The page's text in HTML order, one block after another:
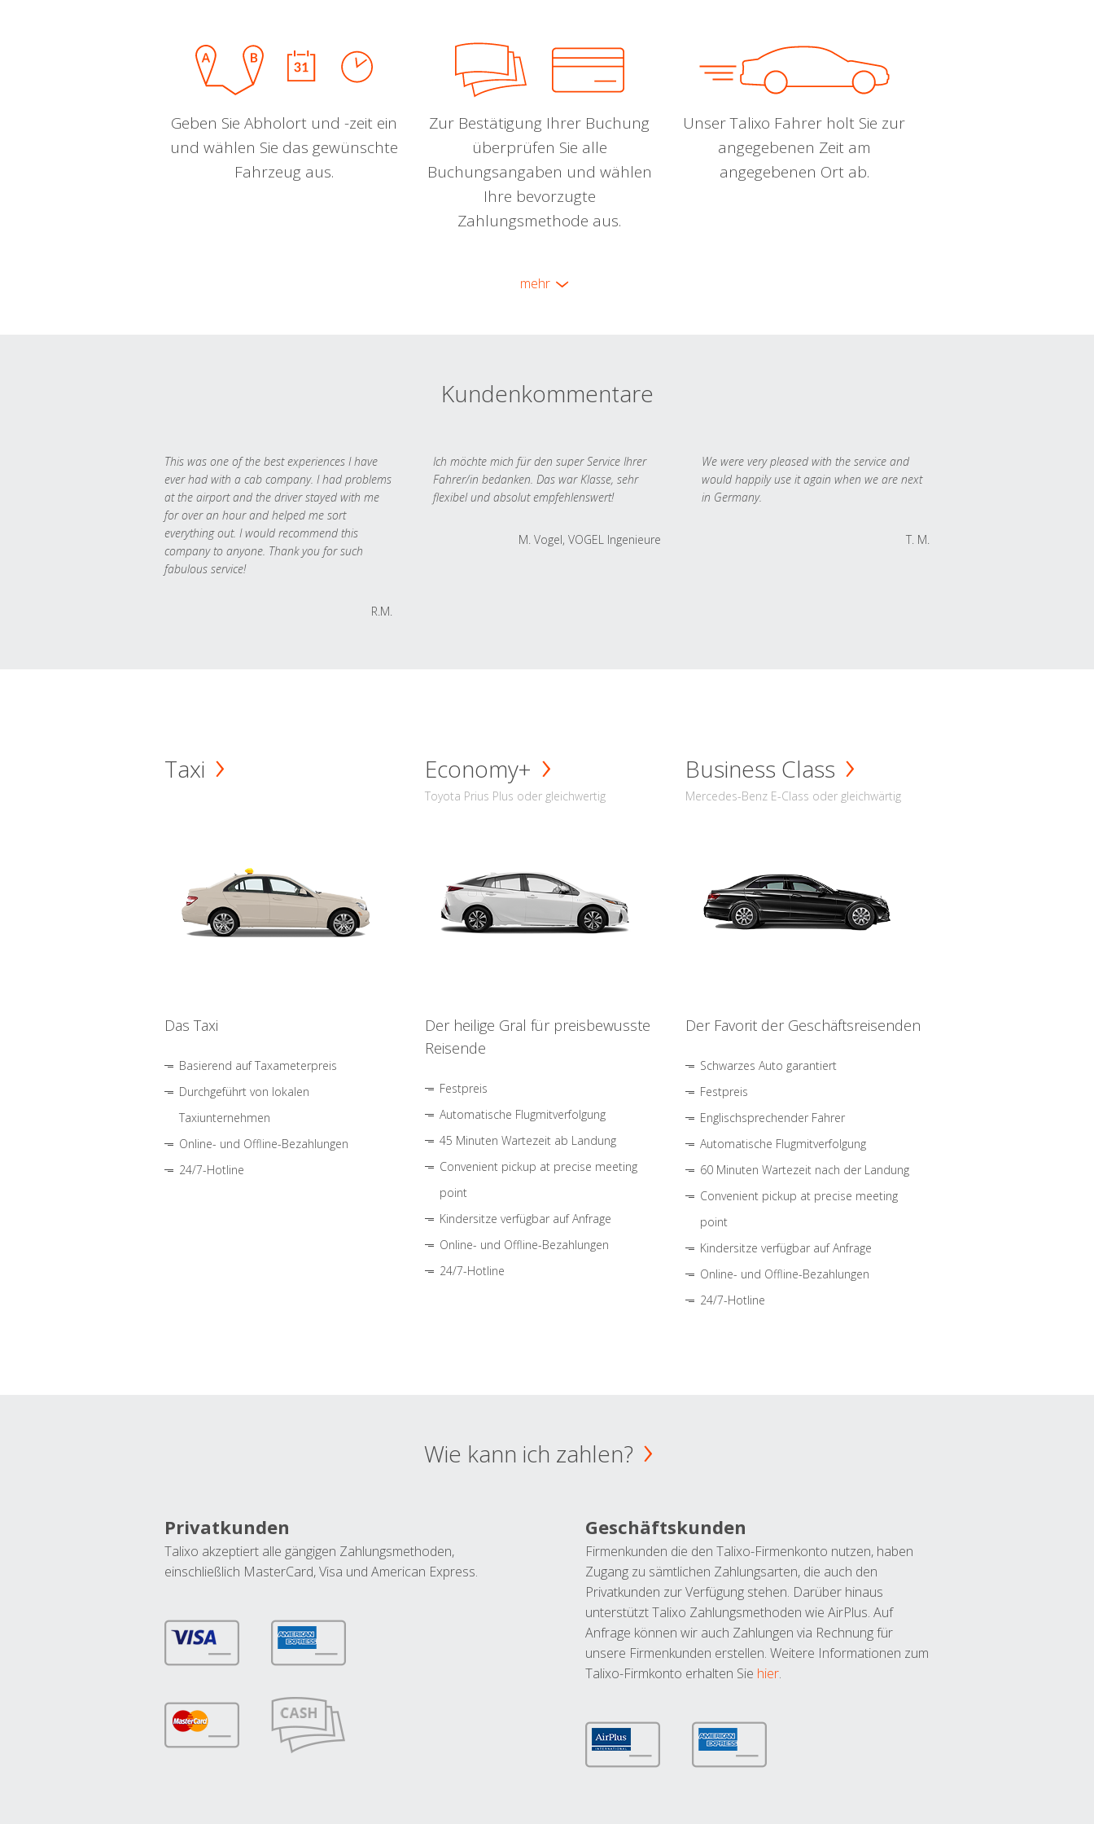
Geben Sie Abholort und -zeit ein
und wählen Sie das gewünschte
Fahrzeug aus.
Zur Bestätigung Ihrer Buchung
überprüfen Sie alle
Buchungsangaben und wählen
Ihre bevorzugte
Zahlungsmethode aus.
Unser Talixo Fahrer holt Sie zur
angegebenen Zeit am
angegebenen Ort ab.
mehr
Kundenkommentare
This was one of the best experiences I have
ever had with a cab company. I had problems
at the airport and the driver stayed with me
for over an hour and helped me sort
everything out. I would recommend this
company to anyone. Thank you for such
fabulous service!
R.M.
Ich möchte mich für den super Service Ihrer
Fahrer/in bedanken. Das war Klasse, sehr
flexibel und absolut empfehlenswert!
M. Vogel, VOGEL Ingenieure
We were very pleased with the service and
would happily use it again when we are next
in Germany.
T. M.
Taxi
Das Taxi
Basierend auf Taxameterpreis
Durchgeführt von lokalen
Taxiunternehmen
Online- und Offline-Bezahlungen
24/7-Hotline
Economy+
Toyota Prius Plus oder gleichwertig
Der heilige Gral für preisbewusste
Reisende
Festpreis
Automatische Flugmitverfolgung
45 Minuten Wartezeit ab Landung
Convenient pickup at precise meeting
point
Kindersitze verfügbar auf Anfrage
Online- und Offline-Bezahlungen
24/7-Hotline
Business Class
Mercedes-Benz E-Class oder gleichwärtig
Der Favorit der Geschäftsreisenden
Schwarzes Auto garantiert
Festpreis
Englischsprechender Fahrer
Automatische Flugmitverfolgung
60 Minuten Wartezeit nach der Landung
Convenient pickup at precise meeting
point
Kindersitze verfügbar auf Anfrage
Online- und Offline-Bezahlungen
24/7-Hotline
Wie kann ich zahlen?
Privatkunden
Talixo akzeptiert alle gängigen Zahlungsmethoden,
einschließlich MasterCard, Visa und American Express.
Geschäftskunden
Firmenkunden die den Talixo-Firmenkonto nutzen, haben
Zugang zu sämtlichen Zahlungsarten, die auch den
Privatkunden zur Verfügung stehen. Darüber hinaus
unterstützt Talixo Zahlungsmethoden wie AirPlus. Auf
Anfrage können wir auch Zahlungen via Rechnung für
unsere Firmenkunden erstellen. Weitere Informationen zum
Talixo-Firmkonto erhalten Sie hier.